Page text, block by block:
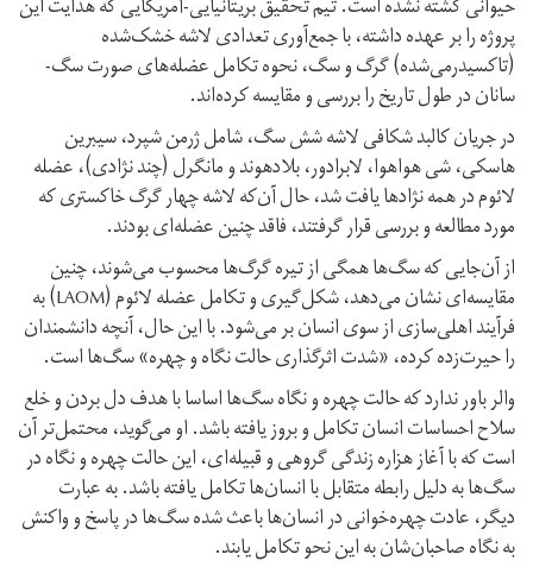
حیوانی کشته نشده است. تیم تحقیق بریتانیایی-آمریکایی که هدایت این
پروژه را بر عهده داشته، با جمع‌­آوری تعدادی لاشه خشک‌­شده
(تاکسیدرمی‌­شده) گرگ و سگ، نحوه تکامل عضله­‌های صورت سگ‌­
سانان در طول تاریخ را بررسی و مقایسه کرده­‌اند.
در جریان کالبد شکافی لاشه شش سگ، شامل ژرمن شپرد، سیبرین
هاسکی، شی هواهوا، لابرادور، بلادهوند و مانگرل (چند نژادی)، عضله
لائوم در همه نژادها یافت شد، حال آن­‌که لاشه چهار گرگ خاکستری که
مورد مطالعه و بررسی قرار گرفتند، فاقد چنین عضله‌­ای بودند.
از آن­‌جایی که سگ‌­ها همگی از تیره گرگ‌­ها محسوب می­‌شوند، چنین
مقایسه‌­ای نشان می‌­دهد، شکل‌­گیری و تکامل عضله لائوم (LAOM) به
فرآیند اهلی­‌سازی از سوی انسان بر می‌شود. با این حال، آن­چه دانشمندان
را حیرت‌­زده کرده، «شدت اثرگذاری حالت نگاه و چهره» سگ‌­ها است.
والر باور ندارد که حالت چهره و نگاه سگ‌­ها اساسا با هدف دل بردن و خلع
سلاح احساسات انسان تکامل و بروز یافته باشد. او می­‌گوید، محتمل­‌تر آن
است که با آغاز هزاره زندگی گروهی و قبیله‌­ای، این حالت چهره و نگاه در
سگ‌­ها به دلیل رابطه متقابل با انسان‌­ها تکامل یافته باشد. به عبارت
دیگر، عادت چهره­‌خوانی در انسان‌­ها باعث شده سگ‌­ها در پاسخ و واکنش
به نگاه صاحبان­‌شان به این نحو تکامل یابند.